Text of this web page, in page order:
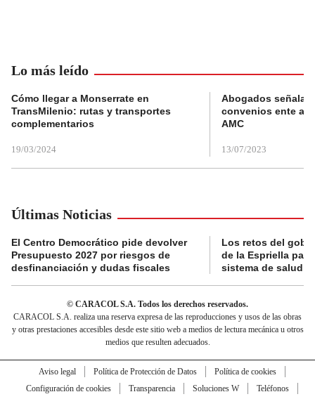
Lo más leído
Cómo llegar a Monserrate en
TransMilenio: rutas y transportes
complementarios
19/03/2024
Abogados
convenios ente
AMC
13/07/2023
Últimas Noticias
El Centro Democrático pide devolver
Presupuesto 2027 por riesgos de
desfinanciación y dudas fiscales
Los retos del
de la Espriella
sistema de salud
© CARACOL S.A. Todos los derechos reservados.
CARACOL S.A. realiza una reserva expresa de las reproducciones y usos de las obras
y otras prestaciones accesibles desde este sitio web a medios de lectura mecánica u otros
medios que resulten adecuados.
Aviso legal Política de Protección de Datos
Política de cookies
Configuración de cookies
Transparencia Soluciones W
Teléfonos